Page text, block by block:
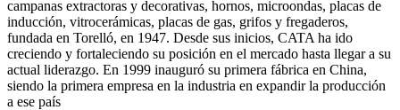
campanas extractoras y decorativas, hornos, microondas, placas de
inducción, vitrocerámicas, placas de gas, grifos y fregaderos,
fundada en Torelló, en 1947. Desde sus inicios, CATA ha ido
creciendo y fortaleciendo su posición en el mercado hasta llegar a su
actual liderazgo. En 1999 inauguró su primera fábrica en China,
siendo la primera empresa en la industria en expandir la producción
a ese país